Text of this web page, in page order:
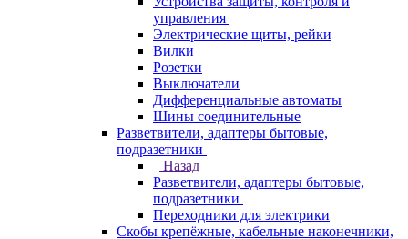
управления
Электрические щиты, рейки
Вилки
Розетки
Выключатели
Дифференциальные автоматы
Шины соединительные
Разветвители, адаптеры бытовые,
подразетники
Назад
Разветвители, адаптеры бытовые,
подразетники
Переходники для электрики
Скобы крепёжные, кабельные наконечники,